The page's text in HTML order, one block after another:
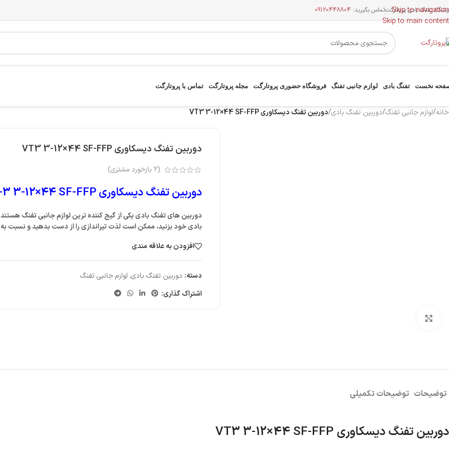
Skip to navigation
Skip to main content
تفنگ بادی پروتارگتتماس بگیرید: 09120448804
نخست تفنگ بادی لوازم جانبی تفنگ فروشگاه حضوری پروتارگت مجله پروتارگت تماس با پروتارگت
خانه/لوازم جانبی تفنگ/دوربین تفنگ بادی/دوربین تفنگ دیسکاوری VT3 3-12×44 SF-FFP
دوربین تفنگ دیسکاوری VT3 3-12×44 SF-FFP
(
2 بازخورد مشتری)
دوربین تفنگ دیسکاوری VT-3 3-12×44 SF-FFP
دوربین های تفنگ بادییکی از گیج کننده ترین لوازم جانبی تفنگ
بادیخود بزنید، ممکن است لذت تیراندازی را از دست بدهید و نسبت
افزودن به علاقه مندی
دسته: دوربین تفنگ بادی, لوازم جانبی تفنگ
اشتراک گذاری:
توضیحات توضیحات تکمیلی
دوربین تفنگ دیسکاوری VT3 3-12×44 SF-FFP